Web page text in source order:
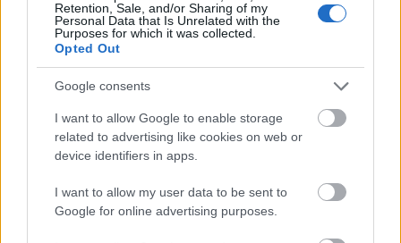
Retention, Sale, and/or Sharing of my
Personal Data that Is Unrelated with the
Purposes for which it was collected.
Opted Out
Google consents
I want to allow Google to enable storage
related to advertising like cookies on web or
device identifiers in apps.
I want to allow my user data to be sent to
Google for online advertising purposes.
Bella Péter•2022. október 13.
Októberben a kiégésről beszélgetünk, körbejárunk
egy olyan témát, amit sajnos ismerünk,
tapasztalunk, magunk körül ...